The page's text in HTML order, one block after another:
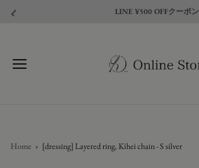
LINE ¥500 OFFクーポン
Home › [dressing] Layered ring, Kihei chain - S silver